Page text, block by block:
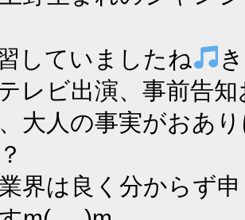
していましたね
レビ出演、事前告
大人の事実がおあ
界は良く分からず